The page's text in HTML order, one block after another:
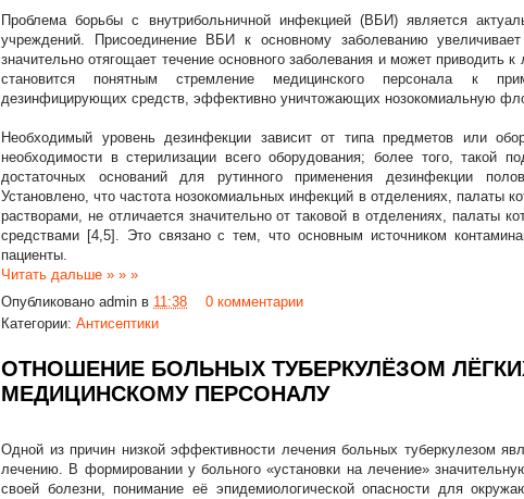
Проблема борьбы с внутрибольничной инфекцией (ВБИ) является
учреждений. Присоединение ВБИ к основному заболеванию
значительно отягощает течение основного заболевания и может приводить
становится понятным стремление медицинского персонала к
дезинфицирующих средств, эффективно уничтожающих нозокомиальную
Необходимый уровень дезинфекции зависит от типа предметов или
необходимости в стерилизации всего оборудования; более того, такой
достаточных оснований для рутинного применения дезинфекции
Установлено, что частота нозокомиальных инфекций в отделениях, палаты
растворами, не отличается значительно от таковой в отделениях, палаты
средствами [4,5]. Это связано с тем, что основным источником
пациенты.
Читать дальше » » »
Опубликовано admin в 11:38
0 комментарии
Категории: Антисептики
ОТНОШЕНИЕ БОЛЬНЫХ ТУБЕРКУЛЁЗОМ
МЕДИЦИНСКОМУ ПЕРСОНАЛУ
Одной из причин низкой эффективности лечения больных туберкулезом
лечению. В формировании у больного «установки на лечение»
своей болезни, понимание её эпидемиологической опасности для